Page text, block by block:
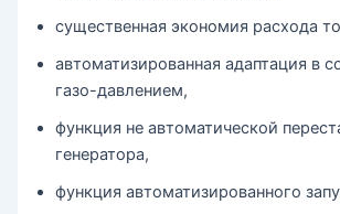
существенная экономия расхода
автоматизированная адаптация в
газо-давлением,
функция не автоматической
генератора,
функция автоматизированного